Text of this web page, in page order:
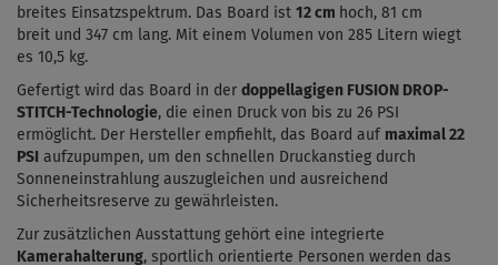
breites Einsatzspektrum. Das Board ist 12 cm hoch, 81 cm
breit und 347 cm lang. Mit einem Volumen von 285 Litern wiegt
es 10,5 kg.
Gefertigt wird das Board in der doppellagigen FUSION DROP-
STITCH-Technologie, die einen Druck von bis zu 26 PSI
ermöglicht. Der Hersteller empfiehlt, das Board auf maximal 22
PSI aufzupumpen, um den schnellen Druckanstieg durch
Sonneneinstrahlung auszugleichen und ausreichend
Sicherheitsreserve zu gewährleisten.
Zur zusätzlichen Ausstattung gehört eine integrierte
Kamerahalterung, sportlich orientierte Personen werden das